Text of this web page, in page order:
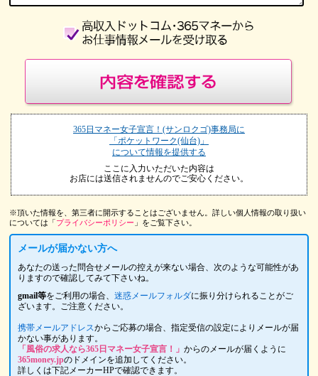
365日マネー女子宣言！(サンロクゴ)事務局に
「ポケットワーク(仙台)」
について情報を提供する
ここに入力いただいた内容は
お店には送信されませんのでご安心ください。
※頂いた情報を、第三者に開示することはございません。詳しい個人情報の取り扱い
については「プライバシーポリシー 」をご覧下さい。
メールが届かない方へ
あなたの送った問合せメールの控えが来ない場合、次のような可能性があ
りますので確認してみて下さいね。
gmail等をご利用の場合、迷惑メールフォルダに振り分けられることがご
ざいます。ご注意ください。
携帯メールアドレスからご応募の場合、指定受信の設定によりメールが届
かない事があります。
「風俗の求人なら365日マネー女子宣言！」からのメールが届くように
365money.jpのドメインを追加してください。
詳しくは下記メーカーHPで確認できます。